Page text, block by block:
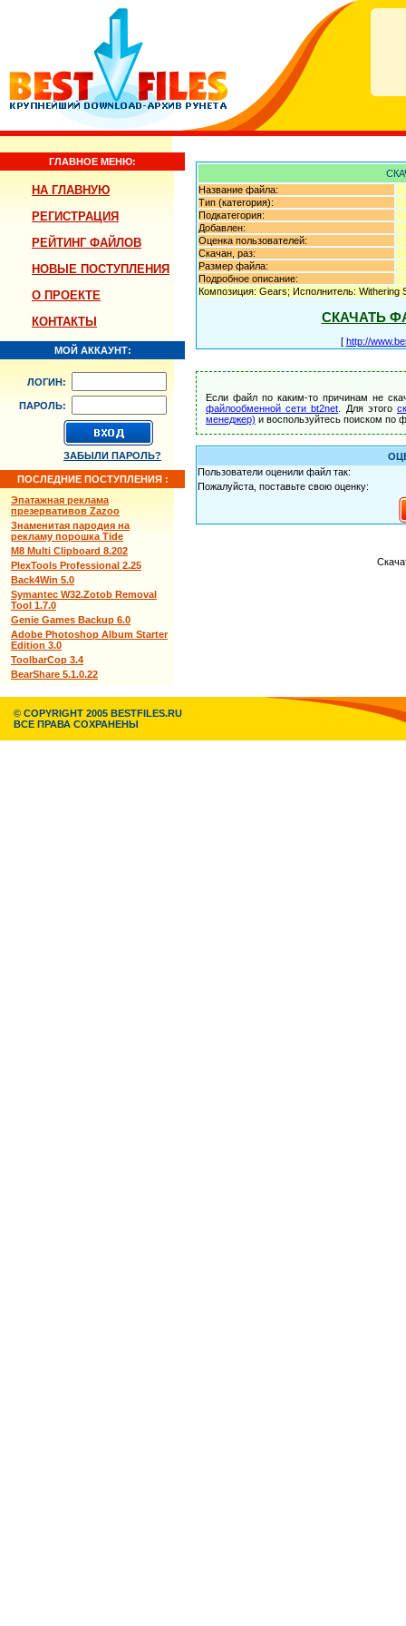
ГЛАВНОЕ МЕНЮ:
НА ГЛАВНУЮ
РЕГИСТРАЦИЯ
РЕЙТИНГ ФАЙЛОВ
НОВЫЕ ПОСТУПЛЕНИЯ
О ПРОЕКТЕ
КОНТАКТЫ
МОЙ АККАУНТ:
ЛОГИН:
ПАРОЛЬ:
ЗАБЫЛИ ПАРОЛЬ?
ПОСЛЕДНИЕ ПОСТУПЛЕНИЯ :
Эпатажная реклама
презервативов Zazoo
Знаменитая пародия на
рекламу порошка Tide
M8 Multi Clipboard 8.202
PlexTools Professional 2.25
Back4Win 5.0
Symantec W32.Zotob Removal
Tool 1.7.0
Genie Games Backup 6.0
Adobe Photoshop Album Starter
Edition 3.0
ToolbarCop 3.4
BearShare 5.1.0.22
Название файла:
Тип (категория):
Подкатегория:
Добавлен:
Оценка пользователей:
Скачан, раз:
Размер файла:
Подробное описание:
Композиция: Gears; Исполнитель:
СКАЧАТЬ
[ http://
Если файл по каким-то причинам не
файлообменной сети bt2net . Для этого
менеджер) и воспользуйтесь поиском по
Пользователи оценили файл так:
Пожалуйста, поставьте свою оценку:
© COPYRIGHT 2005 BESTFILES.RU
ВСЕ ПРАВА СОХРАНЕНЫ